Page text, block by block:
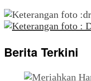
Berita Terkini